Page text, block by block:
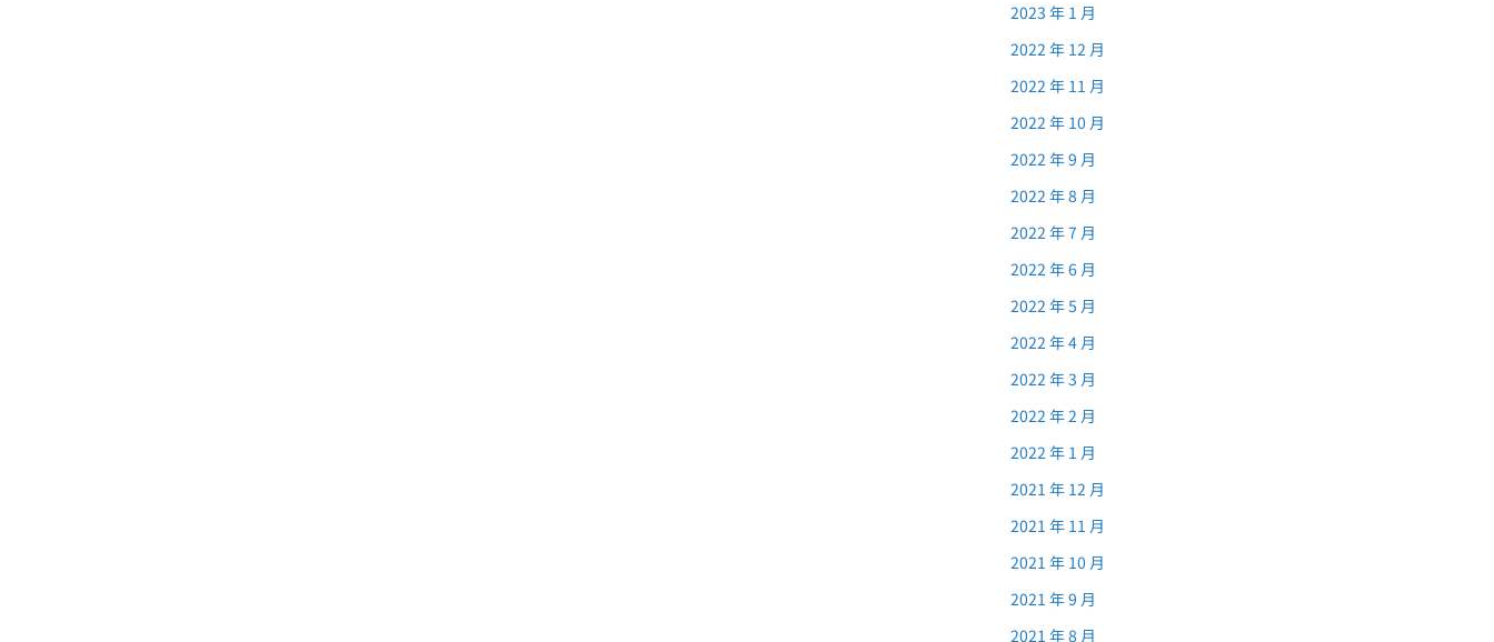
2023 年 1 月
2022 年 12 月
2022 年 11 月
2022 年 10 月
2022 年 9 月
2022 年 8 月
2022 年 7 月
2022 年 6 月
2022 年 5 月
2022 年 4 月
2022 年 3 月
2022 年 2 月
2022 年 1 月
2021 年 12 月
2021 年 11 月
2021 年 10 月
2021 年 9 月
2021 年 8 月